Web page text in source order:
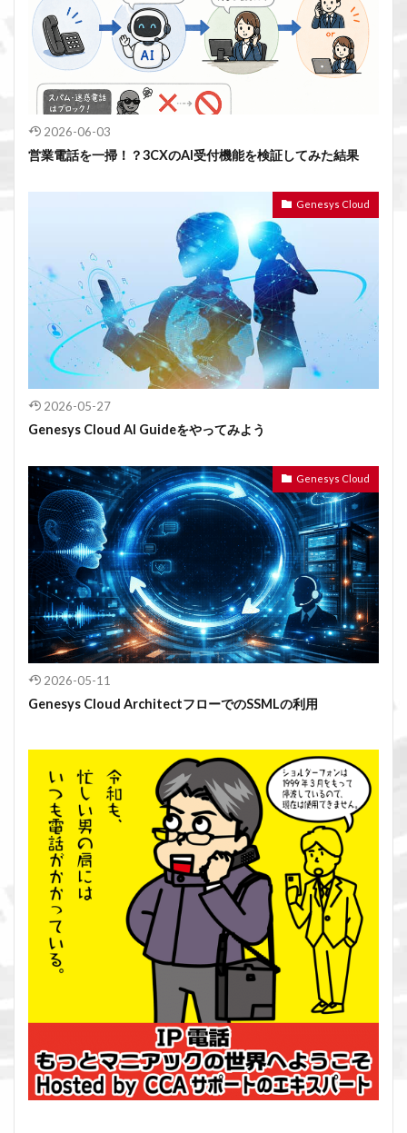
2026-06-03
営業電話を一掃！？3CXのAI受付機能を検証してみた結果
Genesys Cloud
2026-05-27
Genesys Cloud AI Guideをやってみよう
Genesys Cloud
2026-05-11
Genesys Cloud ArchitectフローでのSSMLの利用